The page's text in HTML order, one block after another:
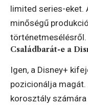
limited series-eket.
minőségű
történetmesélésről.
Családbarát-e a
Igen, a Disney+
pozicionálja
korosztály